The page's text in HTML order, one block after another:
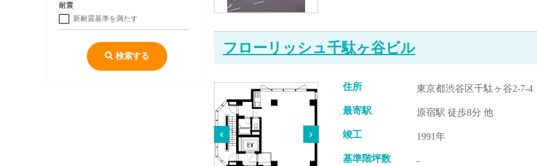
耐震
新耐震基準を満たす
検索する フローリッシュ千駄ヶ谷ビル
住所 東京都渋谷区千駄ヶ谷2-7-4
最寄駅 原宿駅 徒歩8分 他
竣工 1991年
基準階坪数 -